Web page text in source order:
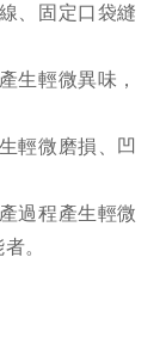
、固定口袋縫
生輕微異味，
輕微磨損、凹
過程產生輕微
。